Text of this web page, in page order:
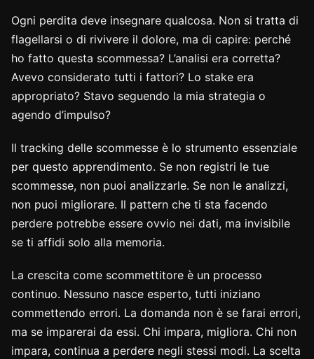
Ogni perdita deve insegnare qualcosa. Non si tratta di
flagellarsi o di rivivere il dolore, ma di capire: perché
ho fatto questa scommessa? L’analisi era corretta?
Avevo considerato tutti i fattori? Lo stake era
appropriato? Stavo seguendo la mia strategia o
agendo d’impulso?
Il tracking delle scommesse è lo strumento essenziale
per questo apprendimento. Se non registri le tue
scommesse, non puoi analizzarle. Se non le analizzi,
non puoi migliorare. Il pattern che ti sta facendo
perdere potrebbe essere ovvio nei dati, ma invisibile
se ti affidi solo alla memoria.
La crescita come scommettitore è un processo
continuo. Nessuno nasce esperto, tutti iniziano
commettendo errori. La domanda non è se farai errori,
ma se imparerai da essi. Chi impara, migliora. Chi non
impara, continua a perdere negli stessi modi. La scelta